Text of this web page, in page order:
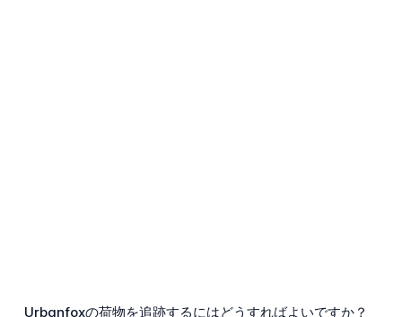
Urbanfoxの荷物を追跡するにはどうすればよいですか？